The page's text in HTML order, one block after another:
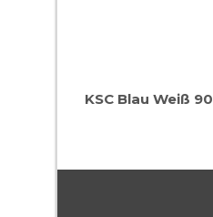
KSC Blau Weiß 90